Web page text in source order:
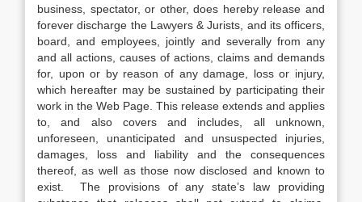
business, spectator, or other, does hereby release and
forever discharge the Lawyers & Jurists, and its officers,
board, and employees, jointly and severally from any
and all actions, causes of actions, claims and demands
for, upon or by reason of any damage, loss or injury,
which hereafter may be sustained by participating their
work in the Web Page. This release extends and applies
to, and also covers and includes, all unknown,
unforeseen, unanticipated and unsuspected injuries,
damages, loss and liability and the consequences
thereof, as well as those now disclosed and known to
exist. The provisions of any state’s law providing